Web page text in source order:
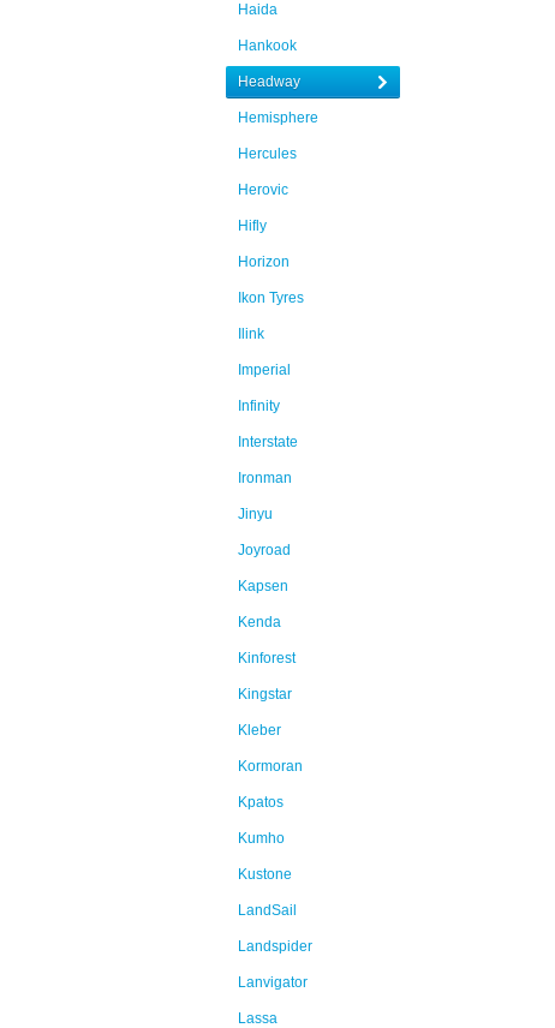
Haida
Hankook
Headway
Hemisphere
Hercules
Herovic
Hifly
Horizon
Ikon Tyres
Ilink
Imperial
Infinity
Interstate
Ironman
Jinyu
Joyroad
Kapsen
Kenda
Kinforest
Kingstar
Kleber
Kormoran
Kpatos
Kumho
Kustone
LandSail
Landspider
Lanvigator
Lassa